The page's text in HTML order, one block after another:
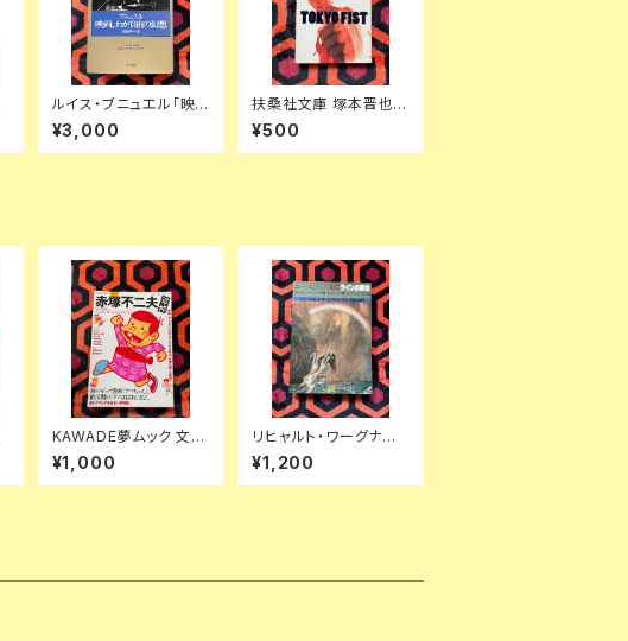
ルイス・ブニュエル「映
画、わが自由の幻想」初
版 矢島翠 訳 早川書房
¥3,000
扶桑社文庫 塚本晋也
「東京フィスト」初版 ノ
ベライズ
¥500
KAWADE夢ムック 文藝
別冊「総特集:赤塚不二
夫 追悼」初版 タモリ 山
下洋輔 細野晴臣 足立
¥1,000
リヒャルト・ワーグナー
「ラインの黄金ーニーベ
ルンゲンの指環①」初版
寺山修司訳 絵:アーサ
¥1,200